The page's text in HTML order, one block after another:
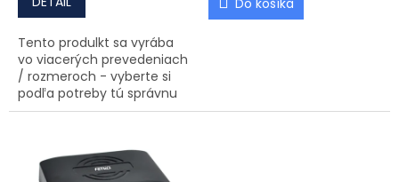
Tento produlkt sa vyrába
vo viacerých prevedeniach
/ rozmeroch - vyberte si
podľa potreby tú správnu
variantu